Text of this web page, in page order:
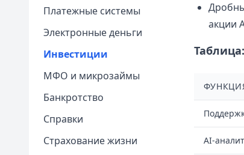
Платежные системы
Электронные деньги
Инвестиции
МФО и микрозаймы
Банкротство
Справки
Страхование жизни
акции
AI-